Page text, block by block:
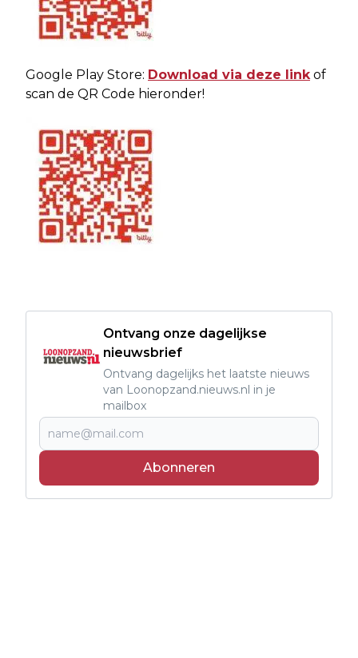
Google Play Store: Download via deze linkof
scan de QR Code hieronder!
Ontvang onze dagelijkse
nieuwsbrief
Ontvang dagelijks het laatste nieuws
van Loonopzand.nieuws.nl in je
mailbox
Abonneren